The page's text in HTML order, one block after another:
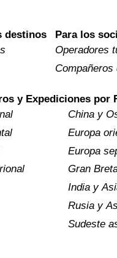
destinos
Para los
Operadores
Compañeros
y Expediciones por
China y
Europa
Europa
Gran
India y
Rusia y
Sudeste